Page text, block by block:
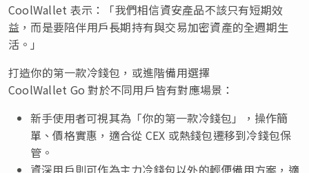
CoolWallet 表示：「我們相信資安產品不該只有短期效
益，而是要陪伴用戶長期持有與交易加密資產的全週期生
活。」
打造你的第一款冷錢包，或進階備用選擇
CoolWallet Go 對於不同用戶皆有對應場景：
新手使用者可視其為「你的第一款冷錢包」，操作簡
單、價格實惠，適合從 CEX 或熱錢包遷移到冷錢包保
管。
資深用戶則可作為主力冷錢包以外的輕便備用方案，適